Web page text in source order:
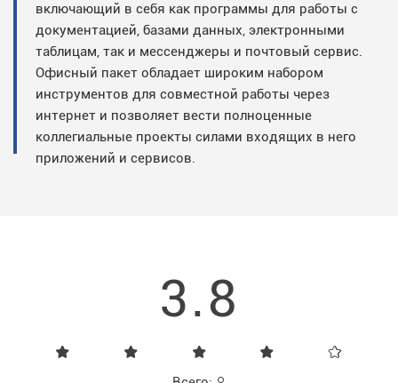
включающий в себя как программы для работы с
документацией, базами данных, электронными
таблицам, так и мессенджеры и почтовый сервис.
Офисный пакет обладает широким набором
инструментов для совместной работы через
интернет и позволяет вести полноценные
коллегиальные проекты силами входящих в него
приложений и сервисов.
3.8